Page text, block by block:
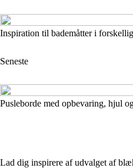
Inspiration til bademåtter i
Seneste
Pusleborde med opbevaring, hjul
Lad dig inspirere af udvalget af